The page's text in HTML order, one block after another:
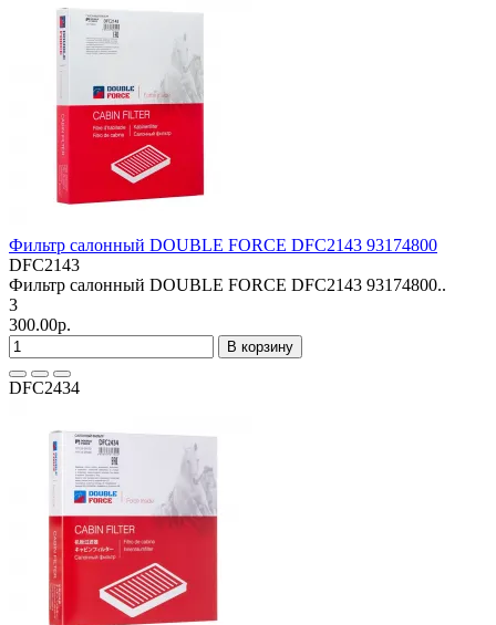
Фильтр салонный DOUBLE FORCE DFC2143 93174800
DFC2143
Фильтр салонный DOUBLE FORCE DFC2143 93174800..
3
300.00р.
В корзину
DFC2434